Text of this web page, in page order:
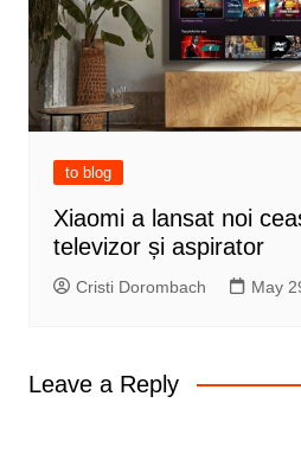
to blog
Xiaomi a lansat noi
televizor și aspirator
Cristi Dorombach May
Leave a Reply